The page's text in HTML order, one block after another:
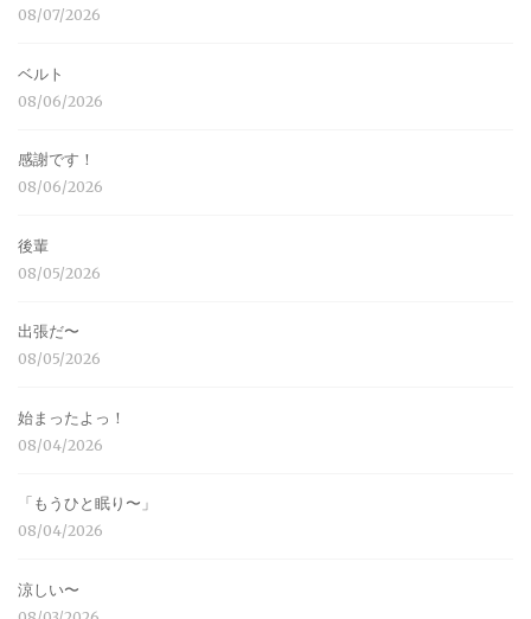
08/07/2026
ベルト
08/06/2026
感謝です！
08/06/2026
後輩
08/05/2026
出張だ〜
08/05/2026
始まったよっ！
08/04/2026
「もうひと眠り〜」
08/04/2026
涼しい〜